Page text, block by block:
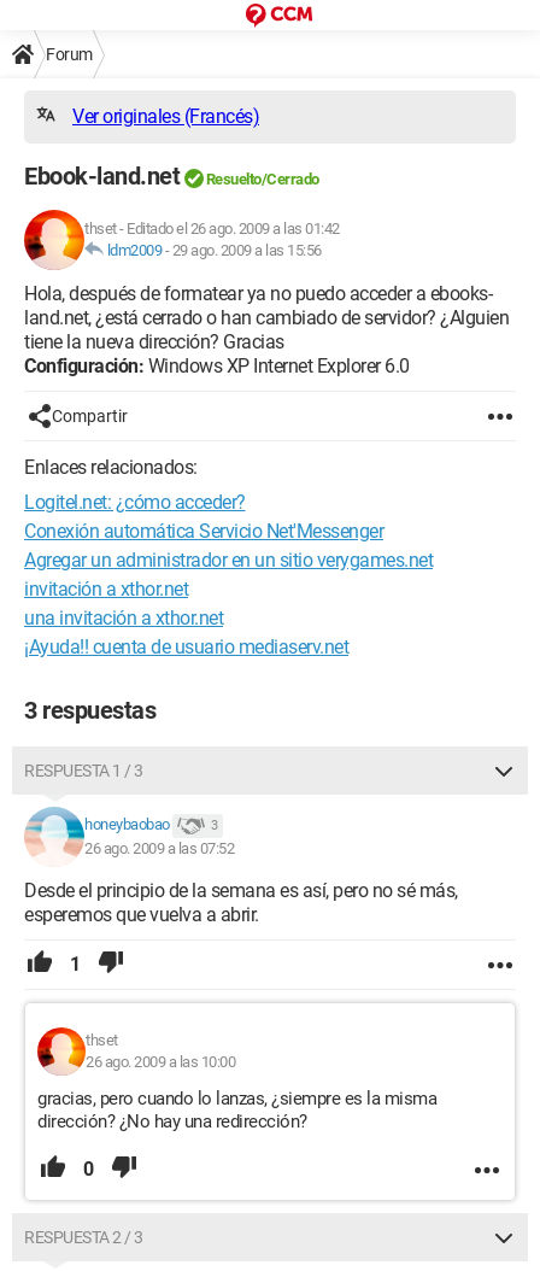
Forum
Ver originales (Francés)
Ebook-land.net Resuelto/Cerrado
thset- Editado el 26 ago. 2009 a las 01:42
ldm2009-29 ago. 2009 a las 15:56
Hola, después de formatear ya no puedo acceder a ebooks-
land.net, ¿está cerrado o han cambiado de servidor? ¿Alguien
tiene la nueva dirección? Gracias
Configuración: Windows XP Internet Explorer 6.0
Compartir
Enlaces relacionados:
Logitel.net: ¿cómo acceder?
Conexión automática Servicio Net'Messenger
Agregar un administrador en un sitio verygames.net
invitación a xthor.net
una invitación a xthor.net
¡Ayuda!! cuenta de usuario mediaserv.net
3 respuestas
RESPUESTA 1 / 3
honeybaobao 3
26 ago. 2009 a las 07:52
Desde el principio de la semana es así, pero no sé más,
esperemos que vuelva a abrir.
1
thset
26 ago. 2009 a las 10:00
gracias, pero cuando lo lanzas, ¿siempre es la misma
dirección? ¿No hay una redirección?
0
RESPUESTA 2 / 3